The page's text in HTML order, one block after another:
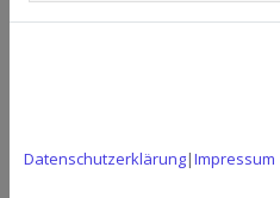
Datenschutzerklärung|Impressum